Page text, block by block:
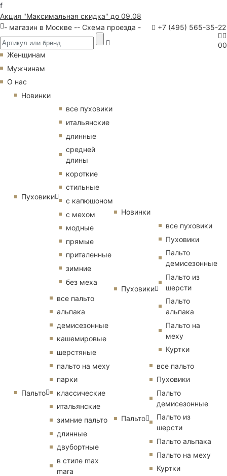
f
Акция "Максимальная скидка" до 09.08
- магазин в Москве -- Схема проезда - +7 (495) 565-35-22
00
Женщинам
Мужчинам
О нас
Новинки
Пуховики
все пуховики
итальянские
длинные
средней
длины
короткие
стильные
с капюшоном
с мехом
модные
прямые
приталенные
зимние
без меха
Пальто
все пальто
альпака
демисезонные
кашемировые
шерстяные
пальто на меху
парки
классические
итальянские
зимние пальто
длинные
двубортные
в стиле max
mara
Новинки
Пуховики
все пуховики
Пуховики
Пальто
демисезонные
Пальто из
шерсти
Пальто
альпака
Пальто на
меху
Куртки
Пальто
все пальто
Пуховики
Пальто
демисезонные
Пальто из
шерсти
Пальто альпака
Пальто на меху
Куртки